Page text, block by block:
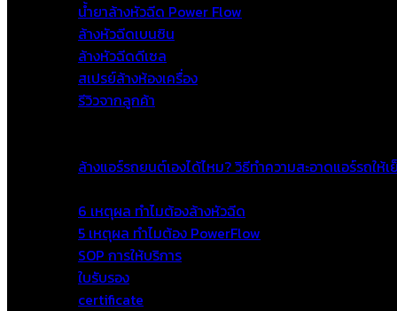
น้ำยาล้างหัวฉีด Power Flow
ล้างหัวฉีดเบนซิน
ล้างหัวฉีดดีเซล
สเปรย์ล้างห้องเครื่อง
รีวิวจากลูกค้า
ล้างแอร์รถยนต์เองได้ไหม? วิธีทำความสะอาดแอร์รถให้เ
6 เหตุผล ทำไมต้องล้างหัวฉีด
5 เหตุผล ทำไมต้อง PowerFlow
SOP การให้บริการ
ใบรับรอง
certificate